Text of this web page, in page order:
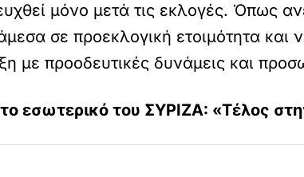
μόνο μετά τις εκλογές. Όπως
σε προεκλογική ετοιμότητα
με προοδευτικές δυνάμεις και
εσωτερικό του ΣΥΡΙΖΑ: «Τέλος